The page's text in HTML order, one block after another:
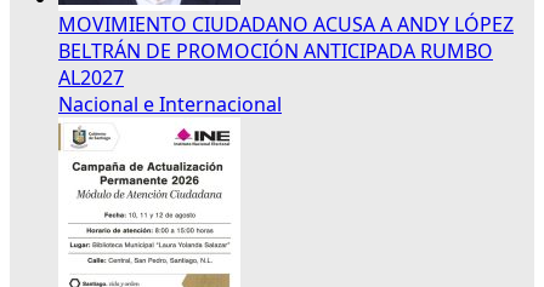
MOVIMIENTO CIUDADANO ACUSA A ANDY LÓPEZ
BELTRÁN DE PROMOCIÓN ANTICIPADA RUMBO
AL2027
Nacional e Internacional